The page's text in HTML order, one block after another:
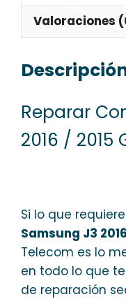
Valoraciones
Reparar
2016 / 2015
Si lo que
Samsung J3
Telecom es lo
en todo lo que
de reparación